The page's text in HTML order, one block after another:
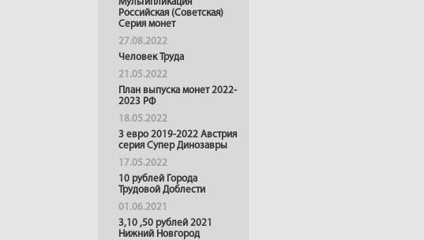
Российская (Советская)
Серия монет
27.08.2022
Человек Труда
21.05.2022
План выпуска монет 2022-
2023 РФ
18.05.2022
3 евро 2019-2022 Австрия
серия Супер Динозавры
17.05.2022
10 рублей Города
Трудовой Доблести
01.06.2021
3,10 ,50 рублей 2021
Нижний Новгород